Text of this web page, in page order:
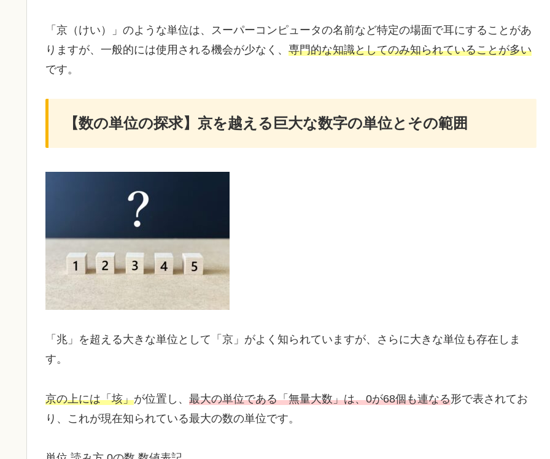
「京（けい）」のような単位は、スーパーコンピュータの名前など特定の場面で耳にすることがあ
りますが、一般的には使用される機会が少なく、 専門的な知識としてのみ知られていることが多い
です。
【数の単位の探求】京を越える巨大な数字の単位とその範囲
「兆」を超える大きな単位として「京」がよく知られていますが、さらに大きな単位も存在しま
す。
京の上には「垓」が位置し、 最大の単位である「無量大数」は、0が68個も連なる形で表されてお
り、これが現在知られている最大の数の単位です。